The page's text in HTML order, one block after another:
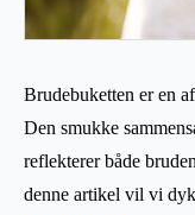
Brudebuketten er en
Den smukke
reflekterer både
denne artikel vil vi